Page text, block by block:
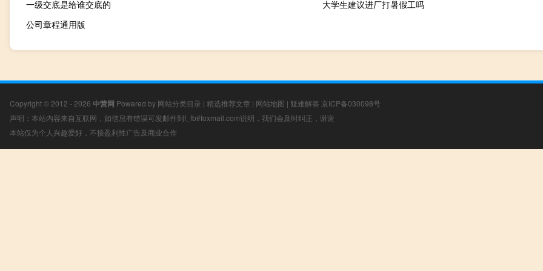
一级交底是给谁交底的
大学生建议进厂打暑假工吗
公司章程通用版
Copyright © 2012 - 2026 中营网 Powered by 网站分类目录 | 精选推荐文章 | 网站地图 | 疑难解答 京ICP备030098号
声明：本站内容来自互联网，如信息有错误可发邮件到f_fb#foxmail.com说明，我们会及时纠正，谢谢
本站仅为个人兴趣爱好，不接盈利性广告及商业合作